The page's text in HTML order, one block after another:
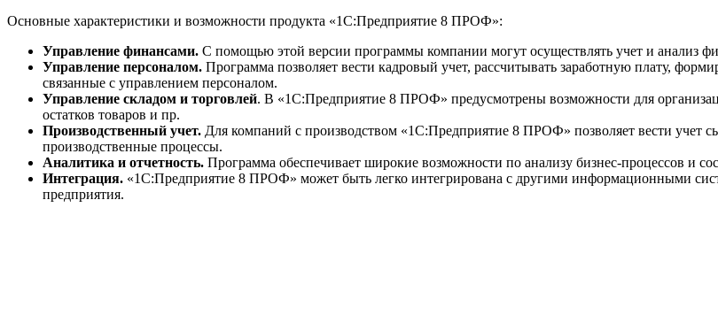
Основные характеристики и возможности продукта «1С:Предприятие 8 ПРОФ»:
Управление финансами. С помощью этой версии программы компании могут осуществлять учет и анализ
Управление персоналом. Программа позволяет вести кадровый учет, рассчитывать заработную плату,
связанные с управлением персоналом.
Управление складом и торговлей. В «1С:Предприятие 8 ПРОФ» предусмотрены возможности для
остатков товаров и пр.
Производственный учет. Для компаний с производством «1С:Предприятие 8 ПРОФ» позволяет вести учет
производственные процессы.
Аналитика и отчетность. Программа обеспечивает широкие возможности по анализу бизнес-процессов и
Интеграция. «1С:Предприятие 8 ПРОФ» может быть легко интегрирована с другими информационными
предприятия.